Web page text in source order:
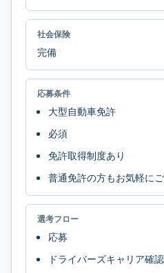
社会保険
完備
応募条件
大型自動車免許
必須
免許取得制度あり
普通免許の方もお気軽に
選考フロー
応募
ドライバーズキャリア確認